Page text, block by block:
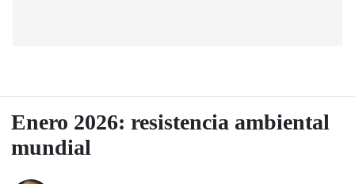
Enero 2026: resistencia ambiental
mundial